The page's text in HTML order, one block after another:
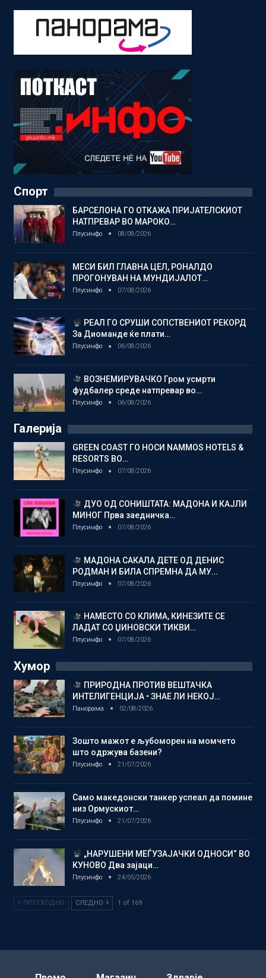
Спорт
БАРСЕЛОНА ГО ОТКАЖА ПРИЈАТЕЛСКИОТ
НАТПРЕВАР ВО МАРОКО…
Плусинфо 08/08/2026
МЕСИ БИЛ ГЛАВНА ЦЕЛ, РОНАЛДО
ПРОГОНУВАН НА МУНДИЈАЛОТ…
Плусинфо 07/08/2026
РЕАЛ ГО СРУШИ СОПСТВЕНИОТ РЕКОРД
За Диоманде ќе плати…
Плусинфо 06/08/2026
ВОЗНЕМИРУВАЧКО Гром усмрти
фудбалер среде натпревар во…
Плусинфо 06/08/2026
Галерија
GREEN COAST ГО НОСИ NAMMOS HOTELS &
RESORTS ВО…
Плусинфо 07/08/2026
ДУО ОД СОНИШТАТА: МАДОНА И КАЈЛИ
МИНОГ Прва заедничка…
Плусинфо 07/08/2026
МАДОНА САКАЛА ДЕТЕ ОД ДЕНИС
РОДМАН И БИЛА СПРЕМНА ДА МУ…
Плусинфо 07/08/2026
НАМЕСТО СО КЛИМА, КИНЕЗИТЕ СЕ
ЛАДАТ СО ЏИНОВСКИ ТИКВИ…
Плусинфо 07/08/2026
Хумор
ПРИРОДНА ПРОТИВ ВЕШТАЧКА
ИНТЕЛИГЕНЦИЈА • ЗНАЕ ЛИ НЕКОЈ…
Панорама 02/08/2026
Зошто мажот е љубоморен на момчето
што одржува базени?
Плусинфо 21/07/2026
Само македонски танкер успеал да помине
низ Ормускиот…
Плусинфо 21/07/2026
„НАРУШЕНИ МЕЃУЗАЈАЧКИ ОДНОСИ“ ВО
КУНОВО Два зајаци…
Плусинфо 24/05/2026
ПРЕТХОДНО СЛЕДНО 1 of 169